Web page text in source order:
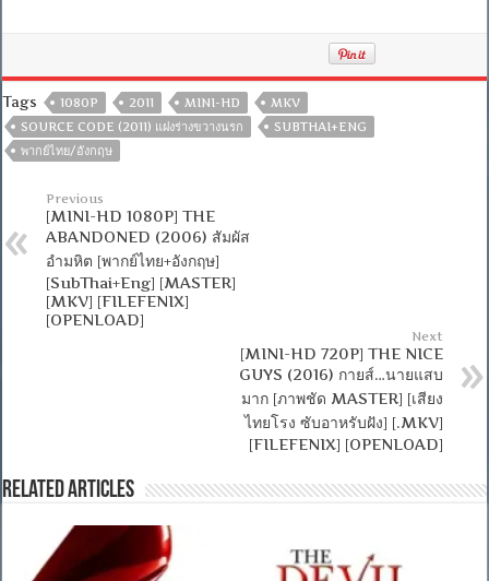
Tags 1080P 2011 MINI-HD
MKV
SOURCE CODE (2011) แฝงร่างขวางนรก
SUBTHAI+ENG
พากย์ไทย/อังกฤษ
Previous
[MINI-HD 1080P] THE
ABANDONED (2006) สัมผัส
อำมหิต [พากย์ไทย+อังกฤษ]
[SubThai+Eng] [MASTER]
[MKV] [FILEFENIX]
[OPENLOAD]
Next
[MINI-HD 720P] THE NICE
GUYS (2016) กายส์…นายแสบ
มาก [ภาพชัด MASTER] [เสียง
ไทยโรง ซับอาหรับฝัง] [.MKV]
[FILEFENIX] [OPENLOAD]
Related Articles